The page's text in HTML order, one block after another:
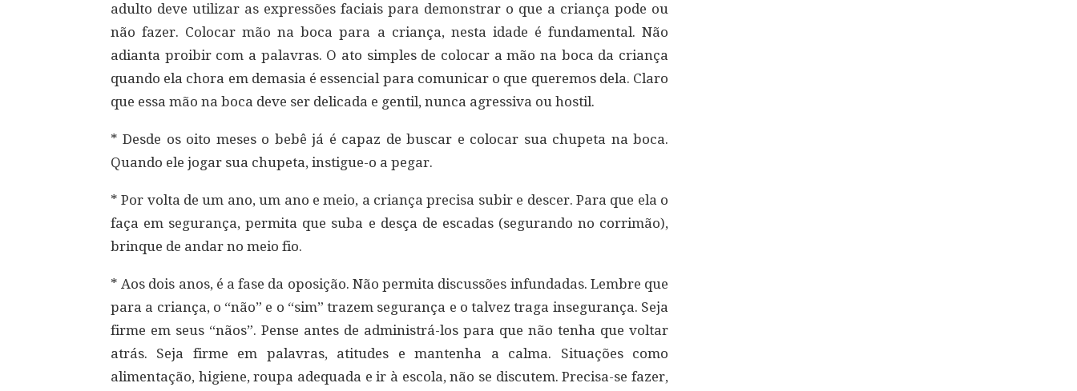
adulto deve utilizar as expressões faciais para demonstrar o que a criança pode ou
não fazer. Colocar mão na boca para a criança, nesta idade é fundamental. Não
adianta proibir com a palavras. O ato simples de colocar a mão na boca da criança
quando ela chora em demasia é essencial para comunicar o que queremos dela. Claro
que essa mão na boca deve ser delicada e gentil, nunca agressiva ou hostil.
* Desde os oito meses o bebê já é capaz de buscar e colocar sua chupeta na boca.
Quando ele jogar sua chupeta, instigue-o a pegar.
* Por volta de um ano, um ano e meio, a criança precisa subir e descer. Para que ela o
faça em segurança, permita que suba e desça de escadas (segurando no corrimão),
brinque de andar no meio fio.
* Aos dois anos, é a fase da oposição. Não permita discussões infundadas. Lembre que
para a criança, o “não” e o “sim” trazem segurança e o talvez traga insegurança. Seja
firme em seus “nãos”. Pense antes de administrá-los para que não tenha que voltar
atrás. Seja firme em palavras, atitudes e mantenha a calma. Situações como
alimentação, higiene, roupa adequada e ir à escola, não se discutem. Precisa-se fazer,